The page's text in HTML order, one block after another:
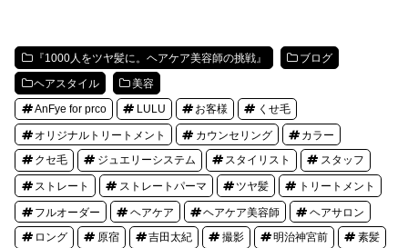
『1000人をツヤ髪に。ヘアケア美容師の挑戦』 ブログ
ヘアスタイル 美容
AnFye for prco LULU お客様 くせ毛
オリジナルトリートメント カウンセリング カラー
クセ毛 ジュエリーシステム スタイリスト スタッフ
ストレート ストレートパーマ ツヤ髪 トリートメント
フルオーダー ヘアケア ヘアケア美容師 ヘアサロン
ロング 原宿 吉田太紀 撮影 明治神宮前 素髪